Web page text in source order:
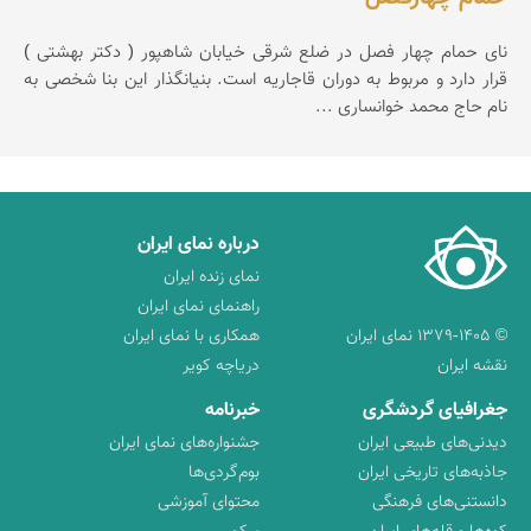
نای حمام چهار فصل در ضلع شرقی خیابان شاهپور ( دکتر بهشتی )
قرار دارد و مربوط به دوران قاجاریه است. بنیانگذار این بنا شخصی به
نام حاج محمد خوانساری ...
© ۱۳۷۹-۱۴۰۵ نمای ایران
نقشه ایران
درباره نمای ایران
نمای زنده ایران
راهنمای نمای ایران
همکاری با نمای ایران
دریاچه کویر
جغرافیای گردشگری
دیدنی‌های طبیعی ایران
جاذبه‌های تاریخی ایران
دانستنی‌های فرهنگی
خبرنامه
جشنواره‌های نمای ایران
بوم‌گردی‌ها
محتوای آموزشی